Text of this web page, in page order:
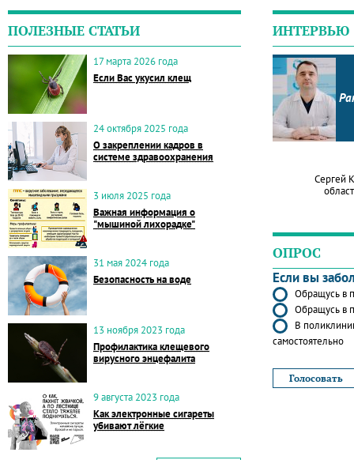
ПОЛЕЗНЫЕ СТАТЬИ
17 марта 2026 года
Если Вас укусил клещ
24 октября 2025 года
О закреплении кадров в
системе здравоохранения
3 июля 2025 года
Важная информация о
"мышиной лихорадке"
31 мая 2024 года
Безопасность на воде
13 ноября 2023 года
Профилактика клещевого
вирусного энцефалита
9 августа 2023 года
Как электронные сигареты
убивают лёгкие
ИНТЕРВЬЮ
Сергей
ОПРОС
Если вы
Обращусь в
Обращусь в
В
самостоятельно